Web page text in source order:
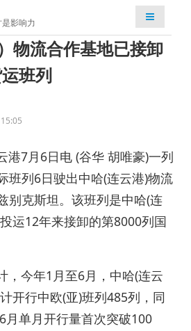
影响力
检索
物流合作基地已接卸
班列
港7月6日电 (谷华 胡唯豪)一列
班列6日驶出中哈(连云港)物流
别克斯坦。该班列是中哈(连
运12年来接卸的第8000列国
，今年1月至6月，中哈(连云
开行中欧(亚)班列485列，同
月单月开行量首次突破100